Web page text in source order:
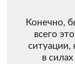
Конечно,
всего
ситуации,
в